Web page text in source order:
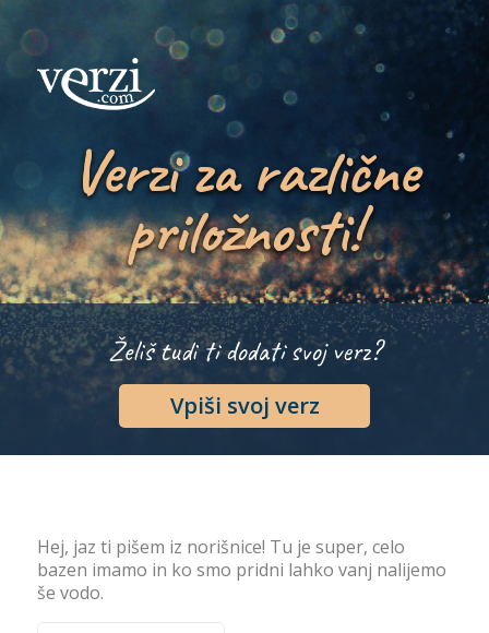
Verzi za različne
priložnosti!
Želiš tudi ti dodati svoj verz?
Vpiši svoj verz
Hej, jaz ti pišem iz norišnice! Tu je super, celo
bazen imamo in ko smo pridni lahko vanj nalijemo
še vodo.